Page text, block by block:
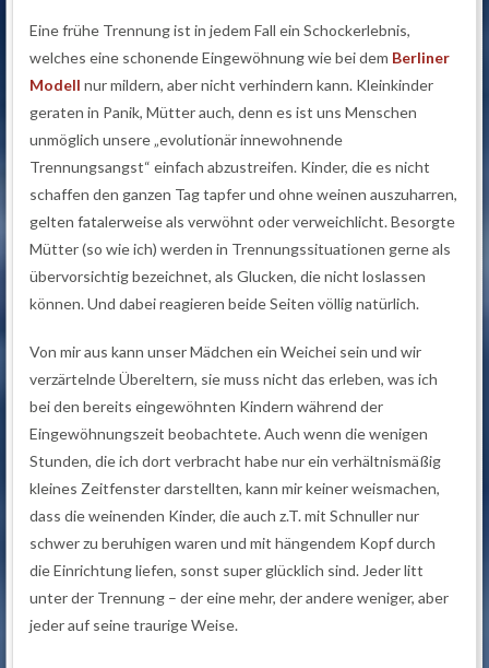
Eine frühe Trennung ist in jedem Fall ein Schockerlebnis,
welches eine schonende Eingewöhnung wie bei dem Berliner
Modell nur mildern, aber nicht verhindern kann. Kleinkinder
geraten in Panik, Mütter auch, denn es ist uns Menschen
unmöglich unsere „evolutionär innewohnende
Trennungsangst“ einfach abzustreifen. Kinder, die es nicht
schaffen den ganzen Tag tapfer und ohne weinen auszuharren,
gelten fatalerweise als verwöhnt oder verweichlicht. Besorgte
Mütter (so wie ich) werden in Trennungssituationen gerne als
übervorsichtig bezeichnet, als Glucken, die nicht loslassen
können. Und dabei reagieren beide Seiten völlig natürlich.
Von mir aus kann unser Mädchen ein Weichei sein und wir
verzärtelnde Übereltern, sie muss nicht das erleben, was ich
bei den bereits eingewöhnten Kindern während der
Eingewöhnungszeit beobachtete. Auch wenn die wenigen
Stunden, die ich dort verbracht habe nur ein verhältnismäßig
kleines Zeitfenster darstellten, kann mir keiner weismachen,
dass die weinenden Kinder, die auch z.T. mit Schnuller nur
schwer zu beruhigen waren und mit hängendem Kopf durch
die Einrichtung liefen, sonst super glücklich sind. Jeder litt
unter der Trennung – der eine mehr, der andere weniger, aber
jeder auf seine traurige Weise.